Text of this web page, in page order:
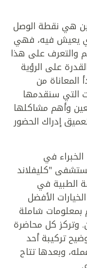
هي نقطة الوصل
يعيش فيه، فهي
والتعرف على هذا
على الرؤية
المعاناة من
التي سنقدمها
وأهم مشاكلها
إدراك الحضور
في
"كليفلاند
الطبية في
الأفضل
شاملة
كل محاضرة
تركيبة أحد
وبعدها تتاح